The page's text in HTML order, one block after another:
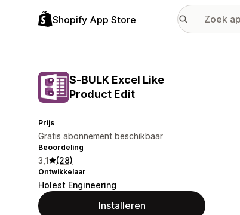
Shopify App Store
S‑BULK Excel Like
Product Edit
Prijs
Gratis abonnement beschikbaar
Beoordeling
3,1 (28)
Ontwikkelaar
Holest Engineering
Installeren